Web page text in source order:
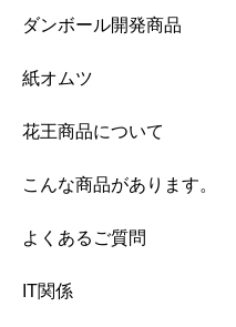
ダンボール開発商品
紙オムツ
花王商品について
こんな商品があります。
よくあるご質問
IT関係